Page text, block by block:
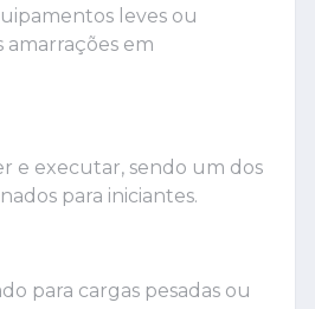
leves ou
amarrações em
e executar, sendo um dos
para iniciantes.
para cargas pesadas ou